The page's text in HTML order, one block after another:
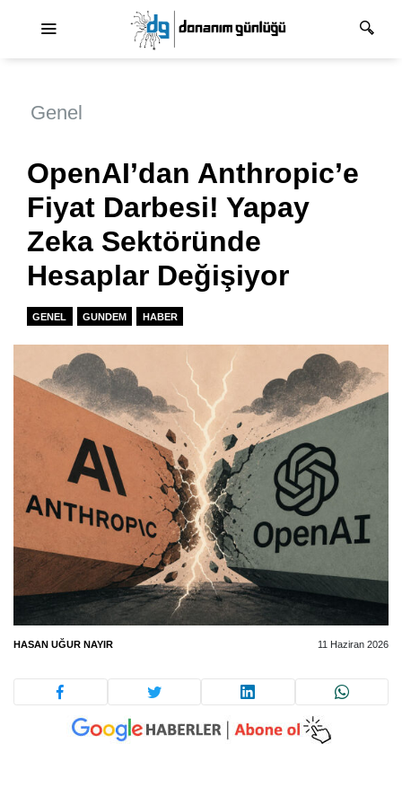
Genel
OpenAI’dan Anthropic’e
Fiyat Darbesi! Yapay
Zeka Sektöründe
Hesaplar Değişiyor
GENEL GUNDEM HABER
HASAN UĞUR NAYIR 11 Haziran 2026